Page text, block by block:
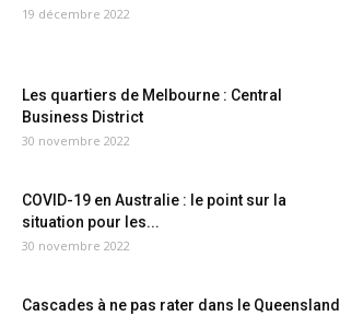
19 décembre 2022
Les quartiers de Melbourne : Central
Business District
30 novembre 2022
COVID-19 en Australie : le point sur la
situation pour les...
30 novembre 2022
Cascades à ne pas rater dans le Queensland